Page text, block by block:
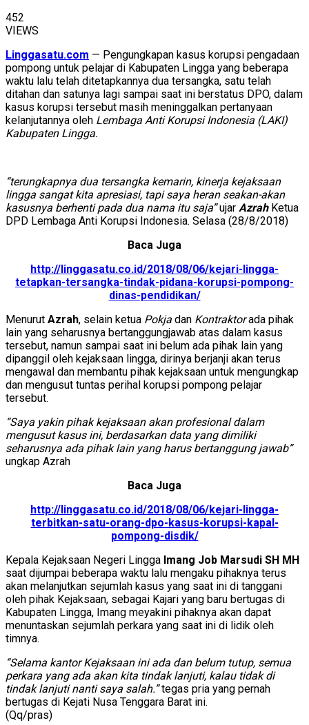
452
VIEWS
Linggasatu.com — Pengungkapan kasus korupsi pengadaan
pompong untuk pelajar di Kabupaten Lingga yang beberapa
waktu lalu telah ditetapkannya dua tersangka, satu telah
ditahan dan satunya lagi sampai saat ini berstatus DPO, dalam
kasus korupsi tersebut masih meninggalkan pertanyaan
kelanjutannya oleh Lembaga Anti Korupsi Indonesia (LAKI)
Kabupaten Lingga.
“terungkapnya dua tersangka kemarin, kinerja kejaksaan
lingga sangat kita apresiasi, tapi saya heran seakan-akan
kasusnya berhenti pada dua nama itu saja”ujar AzrahKetua
DPD Lembaga Anti Korupsi Indonesia. Selasa (28/8/2018)
Baca Juga
http://linggasatu.co.id/2018/08/06/kejari-lingga-
tetapkan-tersangka-tindak-pidana-korupsi-pompong-
dinas-pendidikan/
Menurut Azrah, selain ketua Pokja dan Kontraktorada pihak
lain yang seharusnya bertanggungjawab atas dalam kasus
tersebut, namun sampai saat ini belum ada pihak lain yang
dipanggil oleh kejaksaan lingga, dirinya berjanji akan terus
mengawal dan membantu pihak kejaksaan untuk mengungkap
dan mengusut tuntas perihal korupsi pompong pelajar
tersebut.
“Saya yakin pihak kejaksaan akan profesional dalam
mengusut kasus ini, berdasarkan data yang dimiliki
seharusnya ada pihak lain yang harus bertanggung jawab”
ungkap Azrah
Baca Juga
http://linggasatu.co.id/2018/08/06/kejari-lingga-
terbitkan-satu-orang-dpo-kasus-korupsi-kapal-
pompong-disdik/
Kepala Kejaksaan Negeri Lingga Imang Job Marsudi SH MH
saat dijumpai beberapa waktu lalu mengaku pihaknya terus
akan melanjutkan sejumlah kasus yang saat ini di tanggani
oleh pihak Kejaksaan, sebagai Kajari yang baru bertugas di
Kabupaten Lingga, Imang meyakini pihaknya akan dapat
menuntaskan sejumlah perkara yang saat ini di lidik oleh
timnya.
“Selama kantor Kejaksaan ini ada dan belum tutup, semua
perkara yang ada akan kita tindak lanjuti, kalau tidak di
tindak lanjuti nanti saya salah.”tegas pria yang pernah
bertugas di Kejati Nusa Tenggara Barat ini.
(Qq/pras)